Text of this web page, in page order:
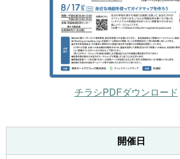
チラシPDFダウンロード
開催日